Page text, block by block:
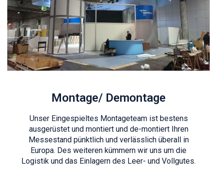
Montage/ Demontage
Unser Eingespieltes Montageteam ist bestens
ausgerüstet und montiert und de-montiert Ihren
Messestand pünktlich und verlässlich überall in
Europa. Des weiteren kümmern wir uns um die
Logistik und das Einlagern des Leer- und Vollgutes.